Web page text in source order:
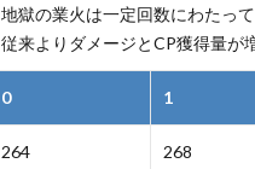
地獄の業火は一定回数にわたっ
従来よりダメージとCP獲得量が
0 1
264 268